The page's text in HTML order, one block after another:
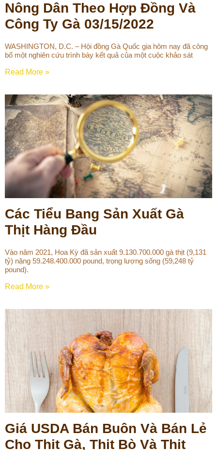
Nông Dân Theo Hợp Đồng Và
Công Ty Gà 03/15/2022
WASHINGTON, D.C. – Hội đồng Gà Quốc gia hôm nay đã công
bố một nghiên cứu trình bày kết quả của một cuộc khảo sát
Read More »
Các Tiểu Bang Sản Xuất Gà
Thịt Hàng Đầu
Vào năm 2021, Hoa Kỳ đã sản xuất 9.130.700.000 gà thịt (9,131
tỷ) nặng 59.248.400.000 pound, trọng lượng sống (59,248 tỷ
pound).
Read More »
Giá USDA Bán Buôn Và Bán Lẻ
Cho Thịt Gà, Thịt Bò Và Thịt